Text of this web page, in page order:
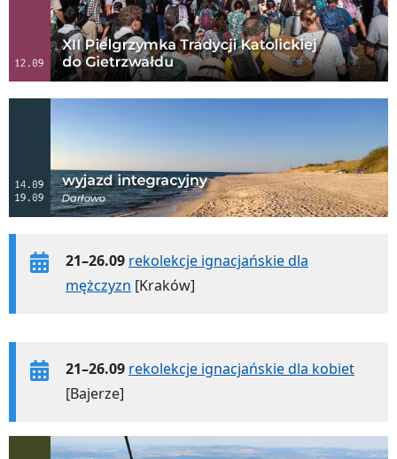
21–26.09 rekolekcje ignacjańskie dla
mężczyzn [Kraków]
21–26.09 rekolekcje ignacjańskie dla kobiet
[Bajerze]